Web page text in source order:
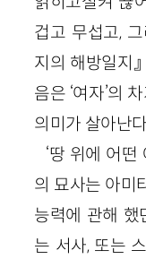
겁고 무섭고,
지의 해방일지
음은 ‘여자’의
의미가 살아난
‘땅 위에 어떤
의 묘사는 아미
능력에 관해 했
는 서사, 또는